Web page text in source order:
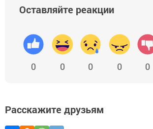
Оставляйте реакции
0 0 0 0 0
Расскажите друзьям